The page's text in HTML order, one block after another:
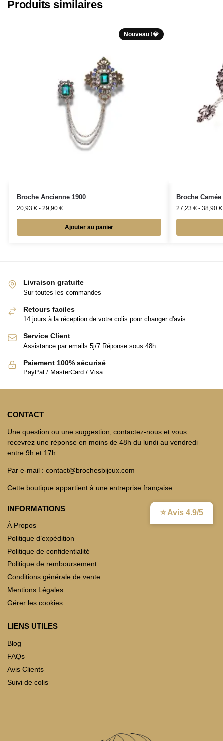
⭐ Avis 4.9/5
Produits similaires
Nouveau !💎
Broche Ancienne 1900
20,93 €- 29,90 €
Ajouter au panier
Broche
27,23 €- 38,90 €
Livraison gratuite
Sur toutes les commandes
Retours faciles
14 jours à la réception de votre colis pour changer d'avis
Service Client
Assistance par emails 5j/7 Réponse sous 48h
Paiement 100% sécurisé
PayPal / MasterCard / Visa
CONTACT
Une question ou une suggestion, contactez-nous et vous
recevrez une réponse en moins de 48h du lundi au vendredi
entre 9h et 17h
Par e-mail : contact@brochesbijoux.com
Cette boutique appartient à une entreprise française
INFORMATIONS
À Propos
Politique d’expédition
Politique de confidentialité
Politique de remboursement
Conditions générale de vente
Mentions Légales
Gérer les cookies
LIENS UTILES
Blog
FAQs
Avis Clients
Suivi de colis